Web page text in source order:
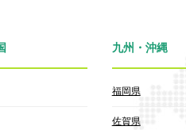
九州・沖縄
福岡県
佐賀県